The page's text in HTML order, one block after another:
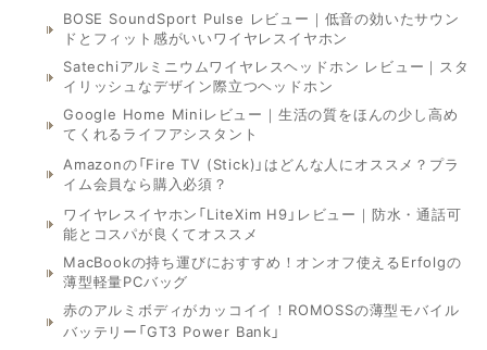
BOSE SoundSport Pulse レビュー｜低音の効いたサウン
ドとフィット感がいいワイヤレスイヤホン
Satechiアルミニウムワイヤレスヘッドホン レビュー｜スタ
イリッシュなデザイン際立つヘッドホン
Google Home Miniレビュー｜生活の質をほんの少し高め
てくれるライフアシスタント
Amazonの「Fire TV (Stick)」はどんな人にオススメ？プラ
イム会員なら購入必須？
ワイヤレスイヤホン「LiteXim H9」レビュー｜防水・通話可
能とコスパが良くてオススメ
MacBookの持ち運びにおすすめ！オンオフ使えるErfolgの
薄型軽量PCバッグ
赤のアルミボディがカッコイイ！ROMOSSの薄型モバイル
バッテリー「GT3 Power Bank」